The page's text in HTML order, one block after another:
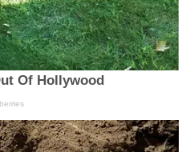
Of Hollywood